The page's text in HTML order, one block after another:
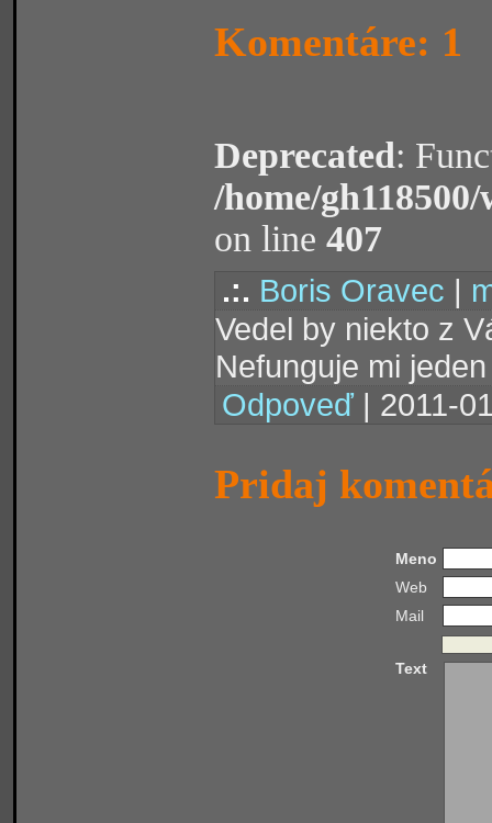
Komentáre: 1
Deprecated:
/home/
on line 407
.:. Boris Oravec |
Vedel by niekto z
Nefunguje mi
Odpoveď | 2011-
Pridaj
Meno
Web
Mail
Text